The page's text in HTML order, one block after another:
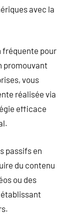
avec la
fréquente pour
promouvant
vous
réalisée via
efficace
passifs en
du contenu
ou des